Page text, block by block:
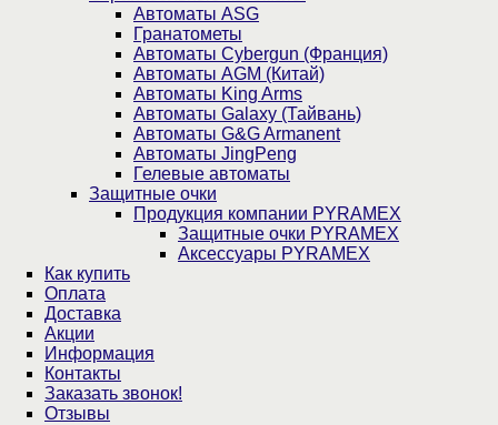
Автоматы ASG
Гранатометы
Автоматы Cybergun (Франция)
Автоматы AGM (Китай)
Автоматы King Arms
Автоматы Galaxy (Тайвань)
Автоматы G&G Armanent
Автоматы JingPeng
Гелевые автоматы
Защитные очки
Продукция компании PYRAMEX
Защитные очки PYRAMEX
Аксессуары PYRAMEX
Как купить
Оплата
Доставка
Акции
Информация
Контакты
Заказать звонок!
Отзывы